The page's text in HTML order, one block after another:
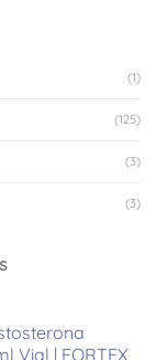
(1)
(125)
(3)
(3)
Vial | FORTEX